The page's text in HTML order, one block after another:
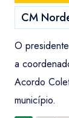
CM
O
a
Acordo
município.